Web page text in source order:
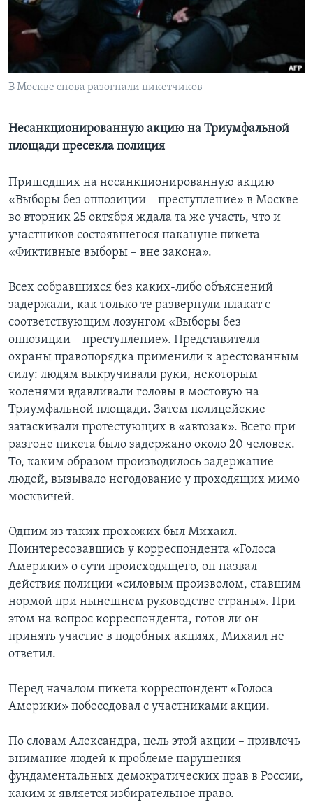
Learning English
СОЦИАЛЬНЫЕ СЕТИ
Языки
В Москве снова разогнали пикетчиков
Несанкционированную акцию на Триумфальной
площади пресекла полиция
Пришедших на несанкционированную акцию
«Выборы без оппозиции – преступление» в Москве
во вторник 25 октября ждала та же участь, что и
участников состоявшегося накануне пикета
«Фиктивные выборы – вне закона».
Всех собравшихся без каких-либо объяснений
задержали, как только те развернули плакат с
соответствующим лозунгом «Выборы без
оппозиции – преступление». Представители
охраны правопорядка применили к арестованным
силу: людям выкручивали руки, некоторым
коленями вдавливали головы в мостовую на
Триумфальной площади. Затем полицейские
затаскивали протестующих в «автозак». Всего при
разгоне пикета было задержано около 20 человек.
То, каким образом производилось задержание
людей, вызывало негодование у проходящих мимо
москвичей.
Одним из таких прохожих был Михаил.
Поинтересовавшись у корреспондента «Голоса
Америки» о сути происходящего, он назвал
действия полиции «силовым произволом, ставшим
нормой при нынешнем руководстве страны». При
этом на вопрос корреспондента, готов ли он
принять участие в подобных акциях, Михаил не
ответил.
Перед началом пикета корреспондент «Голоса
Америки» побеседовал с участниками акции.
По словам Александра, цель этой акции – привлечь
внимание людей к проблеме нарушения
фундаментальных демократических прав в России,
каким и является избирательное право.